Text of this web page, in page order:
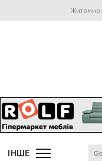
Житомир:
ІНШЕ